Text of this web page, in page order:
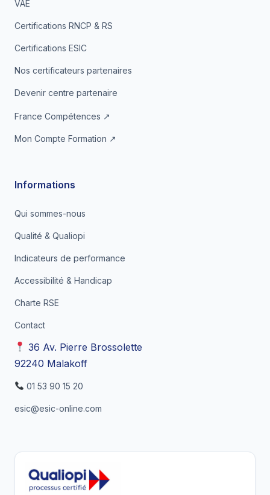
VAE
Certifications RNCP & RS
Certifications ESIC
Nos certificateurs partenaires
Devenir centre partenaire
France Compétences ↗
Mon Compte Formation ↗
Informations
Qui sommes-nous
Qualité & Qualiopi
Indicateurs de performance
Accessibilité & Handicap
Charte RSE
Contact
36 Av. Pierre Brossolette
92240 Malakoff
01 53 90 15 20
esic@esic-online.com